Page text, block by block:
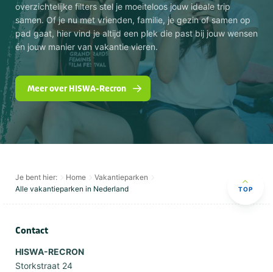
overzichtelijke filters stel je moeiteloos jouw ideale trip
samen. Of je nu met vrienden, familie, je gezin of samen op
pad gaat, hier vind je altijd een plek die past bij jouw wensen
én jouw manier van vakantie vieren.
Meer over HISWA-Recron
Je bent hier: Home
Vakantieparken
Alle vakantieparken in Nederland
TOP
Contact
HISWA-RECRON
Storkstraat 24